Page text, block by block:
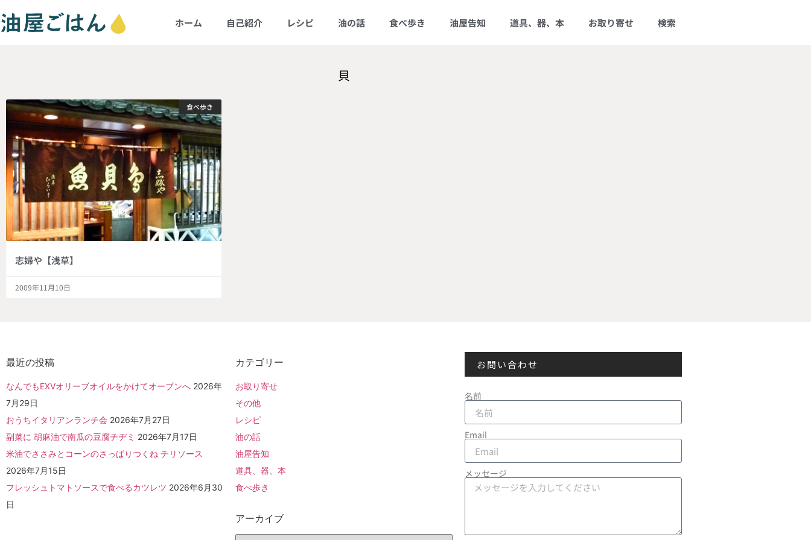
ホーム 自己紹介 レシピ 油の話 食べ歩き 油屋告知 道具、器、本 お取り寄せ 検索
貝
食べ歩き
志婦や【浅草】
2009年11月10日
最近の投稿
なんでもEXVオリーブオイルをかけてオーブンへ 2026年
7月29日
おうちイタリアンランチ会 2026年7月27日
副菜に 胡麻油で南瓜の豆腐チヂミ 2026年7月17日
米油でささみとコーンのさっぱりつくね チリソース
2026年7月15日
フレッシュトマトソースで食べるカツレツ 2026年6月30
日
カテゴリー
お取り寄せ
その他
レシピ
油の話
油屋告知
道具、器、本
食べ歩き
アーカイブ
お問い合わせ
名前
Email
メッセージ